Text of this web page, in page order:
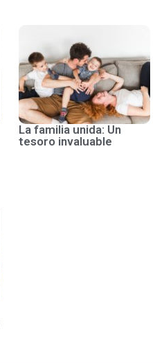
La familia unida: Un
tesoro invaluable